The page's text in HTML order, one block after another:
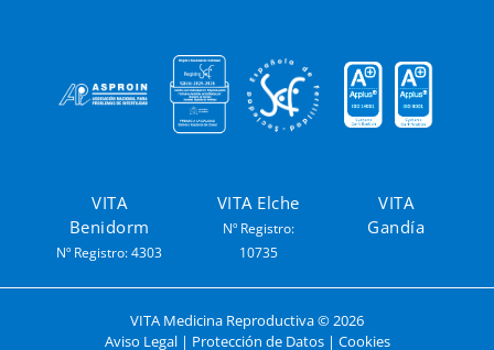
VITA
Benidorm
Nº Registro: 4303
VITA Elche
Nº Registro:
10735
VITA
Gandía
VITA Medicina Reproductiva ©2026
Aviso Legal| Protección de Datos| Cookies